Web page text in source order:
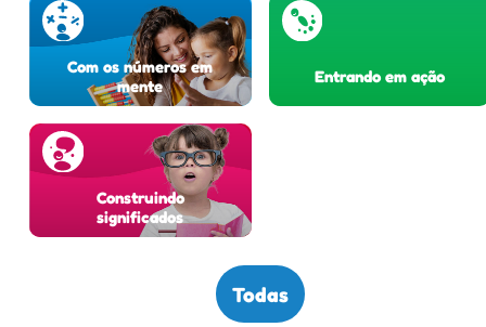
Com os números em
mente
Entrando em ação
Construindo
significados
Todas